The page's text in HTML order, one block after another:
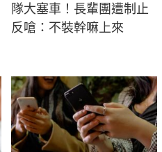
隊大塞車！長輩團遭制止
反嗆：不裝幹嘛上來